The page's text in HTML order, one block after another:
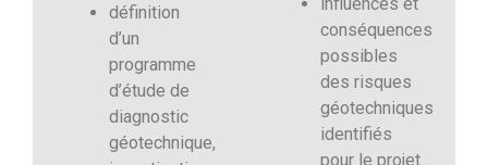
définition
d’un
programme
d’étude de
diagnostic
géotechnique,
conséquences
possibles
des risques
géotechniques
identifiés
pour le projet